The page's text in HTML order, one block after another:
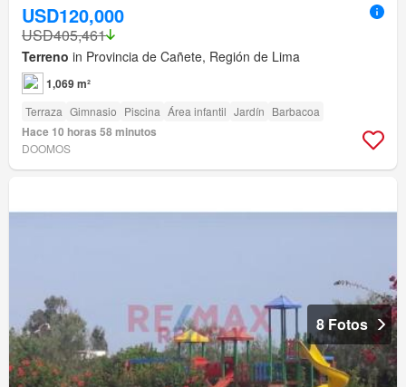
USD120,000
USD405,461
Terreno in Provincia de Cañete, Región de Lima
1,069 m²
Terraza Gimnasio Piscina Área infantil Jardín Barbacoa
Hace 10 horas 58 minutos
DOOMOS
8 Fotos